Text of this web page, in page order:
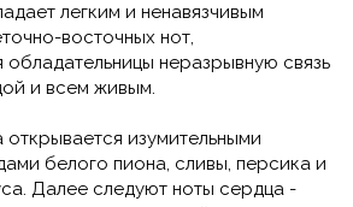
легким и ненавязчивым
восточных нот,
неразрывную связь
и всем живым.
изумительными
белого пиона, сливы, персика и
Далее следуют ноты сердца -